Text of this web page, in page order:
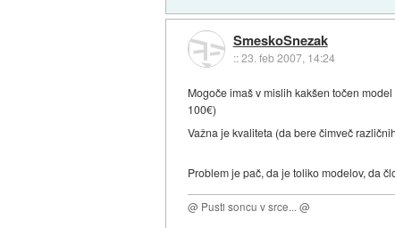
SmeskoSnezak
::23. feb 2007, 14:24
Mogoče imaš v mislih kakšen točen
100€)
Važna je kvaliteta (da bere čimveč
Problem je pač, da je toliko modelov, da
@ Pusti soncu v srce... @